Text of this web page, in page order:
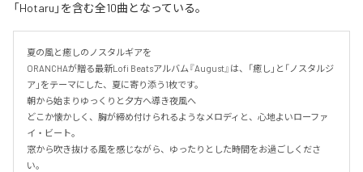
「Hotaru」を含む全10曲となっている。
夏の風と癒しのノスタルギアを
ORANCHAが贈る最新Lofi Beatsアルバム『August』は、「癒し」と「ノスタルジ
ア」をテーマにした、夏に寄り添う1枚です。
朝から始まりゆっくりと夕方へ導き夜風へ
どこか懐かしく、胸が締め付けられるようなメロディと、心地よいローファ
イ・ビート。
窓から吹き抜ける風を感じながら、ゆったりとした時間をお過ごしくださ
い。